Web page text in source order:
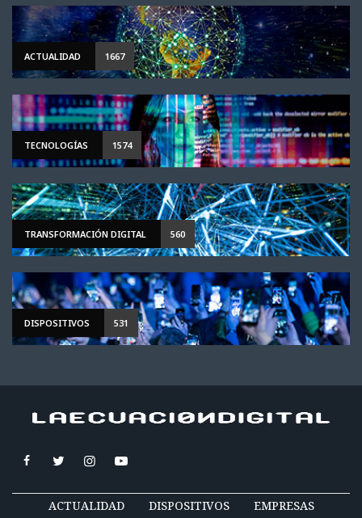
ACTUALIDAD 1667
TECNOLOGÍAS 1574
TRANSFORMACIÓN DIGITAL 560
DISPOSITIVOS 531
ACTUALIDAD DISPOSITIVOS EMPRESAS